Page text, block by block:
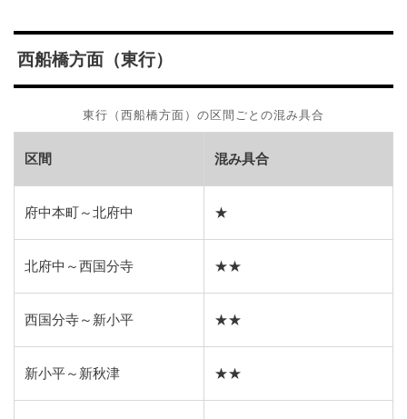
西船橋方面（東行）
東行（西船橋方面）の区間ごとの混み具合
区間 混み具合
府中本町～北府中 ★
北府中～西国分寺 ★★
西国分寺～新小平 ★★
新小平～新秋津 ★★